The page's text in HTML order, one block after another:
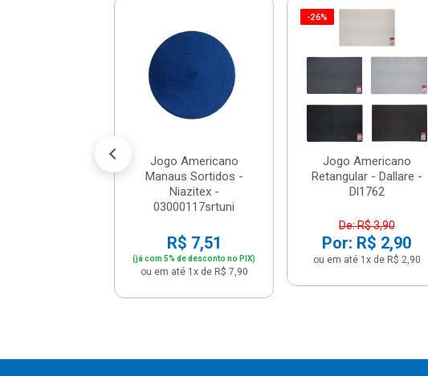
Jogo Americano
Manaus Sortidos -
Niazitex -
03000117srtuni
R$ 7,51
(já com 5% de desconto no PIX)
ou em até 1x de R$ 7,90
-26%
Jogo Americano
Retangular - Dallare -
Dl1762
De: R$ 3,90
Por: R$ 2,90
ou em até 1x de R$ 2,90